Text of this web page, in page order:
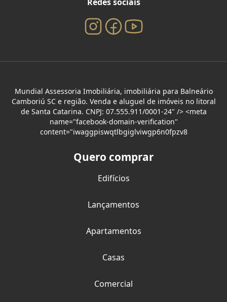
Mundial Assessoria Imobiliária, imobiliária para Balneário
Camboriú SC e região. Venda e aluguel de imóveis no litoral
de Santa Catarina. CNPJ: 07.555.911/0001-24" /> <meta
name="facebook-domain-verification"
content="iwaggpiswqtlbgiglviwgp6n0fpzv8
Quero comprar
Edifícios
Lançamentos
Apartamentos
Casas
Comercial